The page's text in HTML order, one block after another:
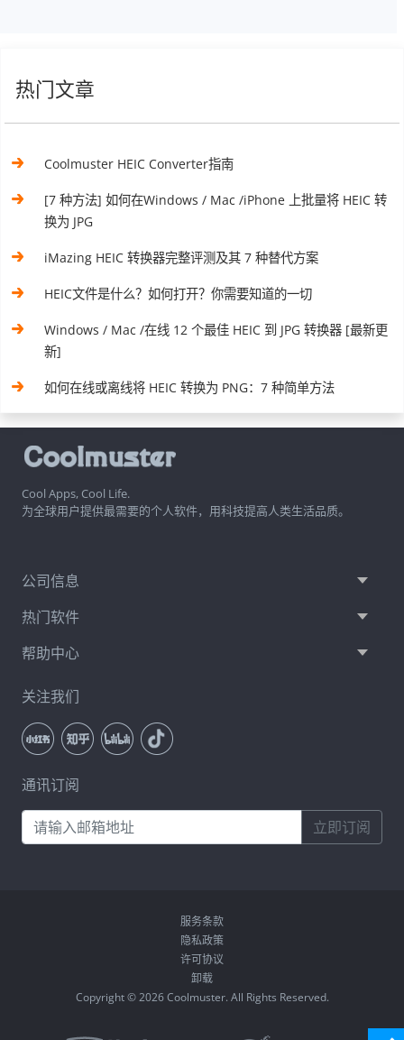
热门文章
Coolmuster HEIC Converter指南
[7 种方法] 如何在Windows / Mac /iPhone 上批量将 HEIC 转
换为 JPG
iMazing HEIC 转换器完整评测及其 7 种替代方案
HEIC文件是什么？如何打开？你需要知道的一切
Windows / Mac /在线 12 个最佳 HEIC 到 JPG 转换器 [最新更
新]
如何在线或离线将 HEIC 转换为 PNG：7 种简单方法
Cool Apps, Cool Life.
为全球用户提供最需要的个人软件，用科技提高人类生活品质。
公司信息
热门软件
帮助中心
关注我们
通讯订阅
立即订阅
服务条款
隐私政策
许可协议
卸载
Copyright © 2026 Coolmuster. All Rights Reserved.